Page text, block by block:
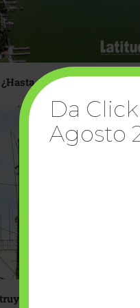
dónde crecer?
confianza
Da
Agosto